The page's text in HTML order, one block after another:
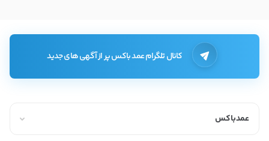
کانال تلگرام عمد باکس پر از آگهی های جدید
عمدباکس